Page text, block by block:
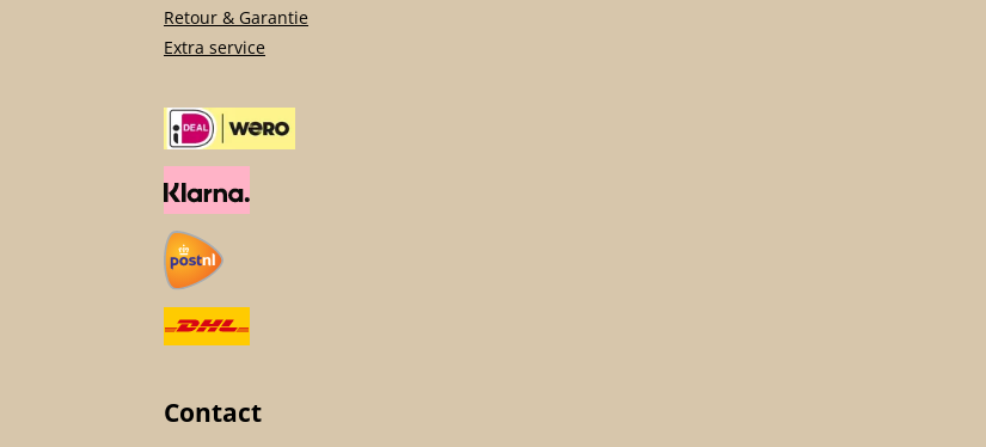
Retour & Garantie
Extra service
Contact